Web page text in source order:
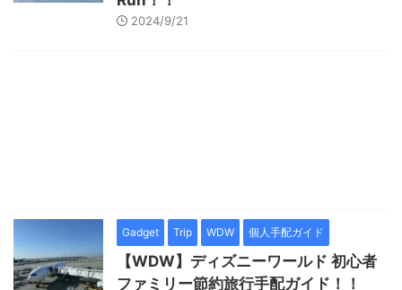
2024/9/21
Gadget Trip WDW 個人手配ガイド
【WDW】ディズニーワールド 初心者
ファミリー節約旅行手配ガイド！！